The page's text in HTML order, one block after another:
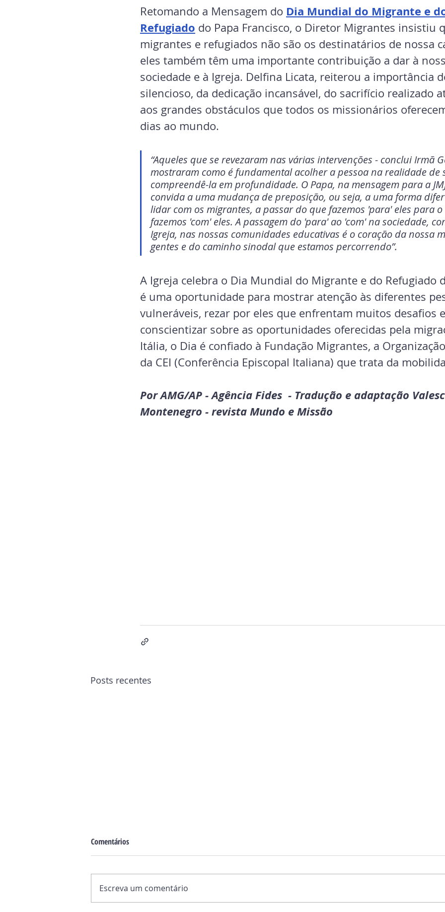
Retomando a Mensagem do Dia Mundial do Migrante e
Refugiado do Papa Francisco, o Diretor Migrantes insistiu
migrantes e refugiados não são os destinatários de nossa
eles também têm uma importante contribuição a dar à
sociedade e à Igreja. Delfina Licata, reiterou a importância
silencioso, da dedicação incansável, do sacrifício realizado
aos grandes obstáculos que todos os missionários
dias ao mundo.
“Aqueles que se revezaram nas várias intervenções - conclui Irmã
mostraram como é fundamental acolher a pessoa na realidade de
compreendê-la em profundidade. O Papa, na mensagem para a
convida a uma mudança de preposição, ou seja, a uma forma
lidar com os migrantes, a passar do que fazemos 'para' eles para
fazemos 'com' eles. A passagem do 'para' ao 'com' na sociedade,
Igreja, nas nossas comunidades educativas é o coração da nossa
gentes e do caminho sinodal que estamos percorrendo”.
A Igreja celebra o Dia Mundial do Migrante e do Refugiado
é uma oportunidade para mostrar atenção às diferentes
vulneráveis, rezar por eles que enfrentam muitos desafios
conscientizar sobre as oportunidades oferecidas pela
Itália, o Dia é confiado à Fundação Migrantes, a
da CEI (Conferência Episcopal Italiana) que trata da
Por AMG/AP - Agência Fides  - Tradução e adaptação
Montenegro - revista Mundo e Missão
Posts recentes
Comentários
Escreva um comentário